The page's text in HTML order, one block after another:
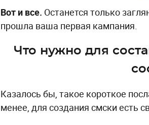
Вот и все. Останется только
прошла ваша первая кампания.
Что нужно для
Казалось бы, такое короткое
менее, для создания смски есть